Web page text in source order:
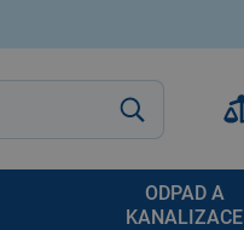
ODPAD A
KANALIZACE